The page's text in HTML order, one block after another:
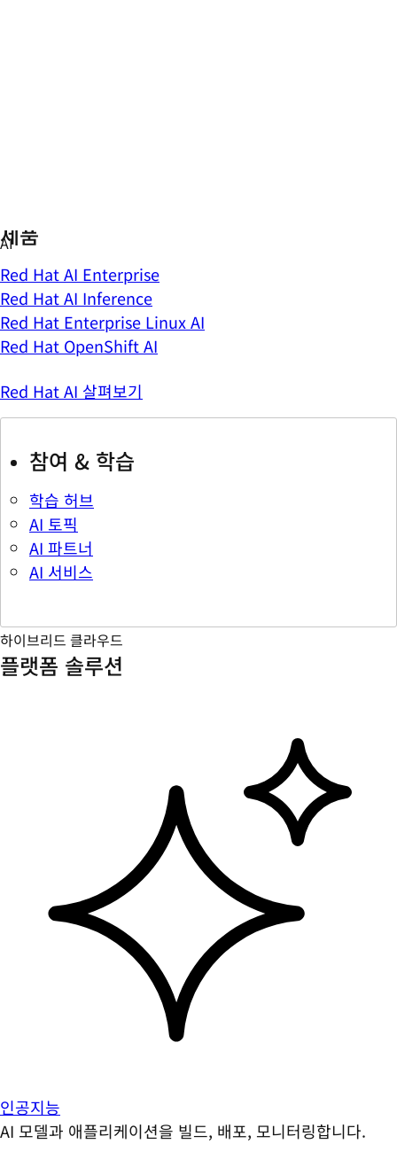
제품
Red Hat AI Enterprise
Red Hat AI Inference
Red Hat Enterprise Linux AI
Red Hat OpenShift AI
Red Hat AI 살펴보기
참여 & 학습
학습 허브
AI 토픽
AI 파트너
AI 서비스
하이브리드 클라우드
플랫폼 솔루션
인공지능
AI 모델과 애플리케이션을 빌드, 배포, 모니터링합니다.